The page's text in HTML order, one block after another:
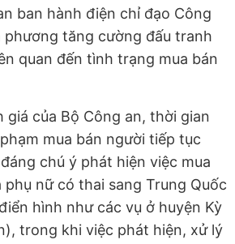
ban hành điện chỉ đạo Công
phương tăng cường đấu tranh
quan đến tình trạng mua bán
giá của Bộ Công an, thời gian
mua bán người tiếp tục
chú ý phát hiện việc mua
nữ có thai sang Trung Quốc
hình như các vụ ở huyện Kỳ
trong khi việc phát hiện, xử lý